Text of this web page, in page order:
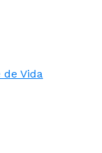
de Vida